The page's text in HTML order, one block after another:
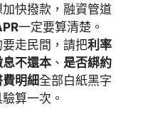
快撥款，融資管道
一定要算清楚。
走民間，請把利率
不還本 、 是否綁約
明細全部白紙黑字
算一次。